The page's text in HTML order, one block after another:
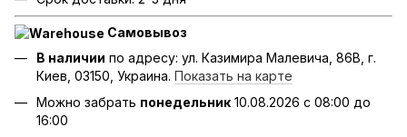
Самовывоз
В наличии по адресу: ул. Казимира Малевича, 86В, г.
Киев, 03150, Украина. Показать на карте
Можно забрать понедельник 10.08.2026 с 08:00 до
16:00